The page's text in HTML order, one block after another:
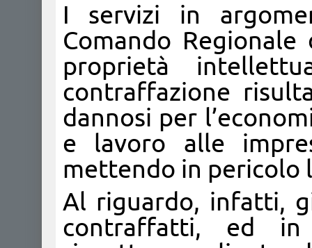
I servizi in
Comando
proprietà
contraffazione
dannosi per
e lavoro alle
mettendo in pericolo
Al riguardo, infatti,
contraffatti, ed